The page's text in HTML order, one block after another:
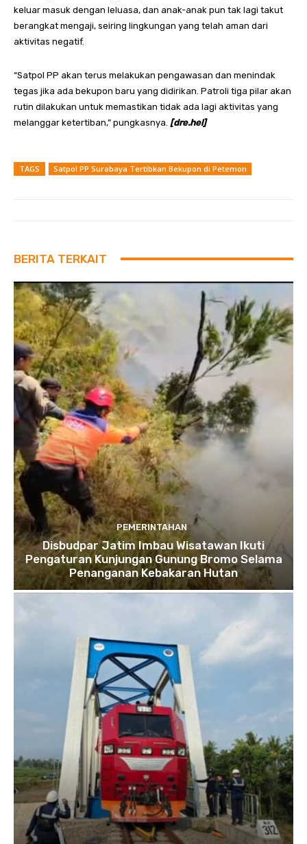
keluar masuk dengan leluasa, dan anak-anak pun tak lagi takut
berangkat mengaji, seiring lingkungan yang telah aman dari
aktivitas negatif.
“Satpol PP akan terus melakukan pengawasan dan menindak
tegas jika ada bekupon baru yang didirikan. Patroli tiga pilar akan
rutin dilakukan untuk memastikan tidak ada lagi aktivitas yang
melanggar ketertiban,” pungkasnya. [dre.hel]
TAGS Satpol PP Surabaya Tertibkan Bekupon di Petemon
BERITA TERKAIT
PEMERINTAHAN
Disbudpar Jatim Imbau Wisatawan Ikuti
Pengaturan Kunjungan Gunung Bromo Selama
Penanganan Kebakaran Hutan